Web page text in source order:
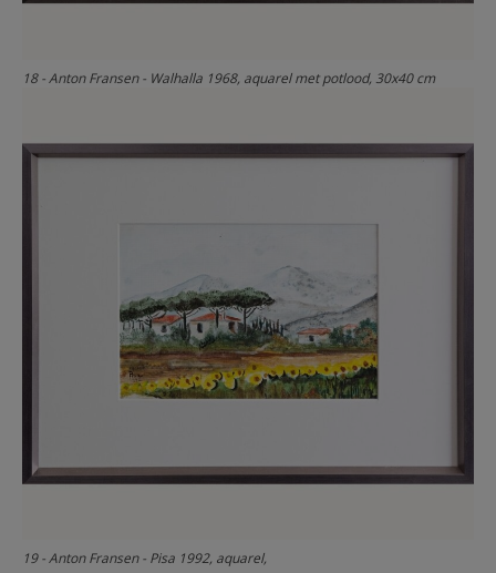
18 - Anton Fransen - Walhalla 1968, aquarel met potlood, 30x40 cm
19 - Anton Fransen - Pisa 1992, aquarel,